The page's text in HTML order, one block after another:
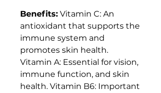
Benefits: Vitamin C: An
antioxidant that supports the
immune system and
promotes skin health.
Vitamin A: Essential for vision,
immune function, and skin
health. Vitamin B6: Important